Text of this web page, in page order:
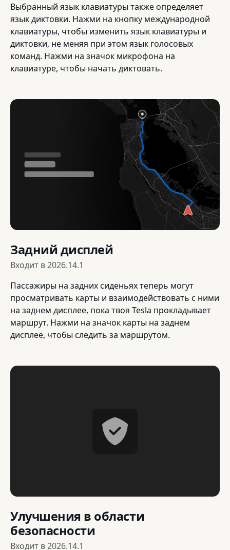
Выбранный язык клавиатуры также определяет
язык диктовки. Нажми на кнопку международной
клавиатуры, чтобы изменить язык клавиатуры и
диктовки, не меняя при этом язык голосовых
команд. Нажми на значок микрофона на
клавиатуре, чтобы начать диктовать.
Задний дисплей
Входит в2026.14.1
Пассажиры на задних сиденьях теперь могут
просматривать карты и взаимодействовать с ними
на заднем дисплее, пока твоя Tesla прокладывает
маршрут. Нажми на значок карты на заднем
дисплее, чтобы следить за маршрутом.
Улучшения в области
безопасности
Входит в2026.14.1